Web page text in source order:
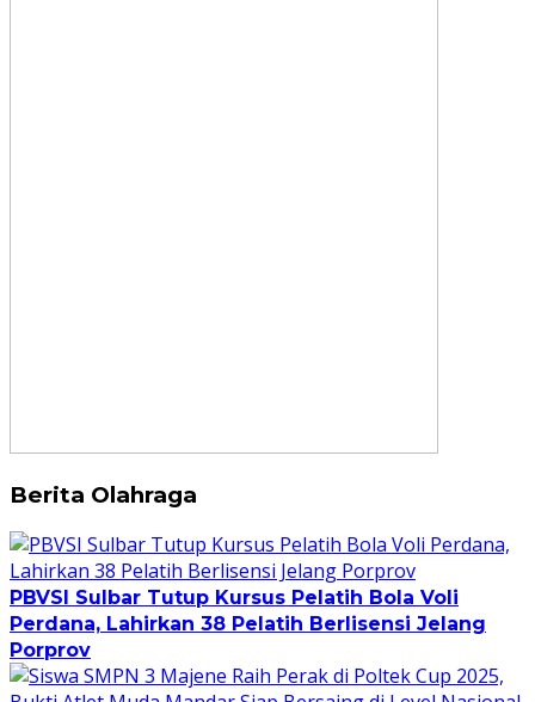
Berita Olahraga
PBVSI Sulbar Tutup Kursus Pelatih Bola Voli
Perdana, Lahirkan 38 Pelatih Berlisensi Jelang
Porprov